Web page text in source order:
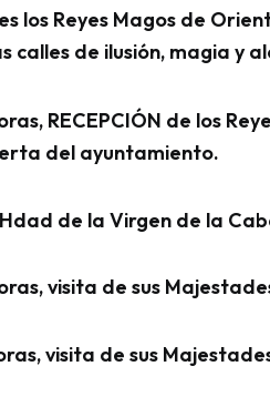
los Reyes Magos de
calles de ilusión, magia y
RECEPCIÓN de los
del ayuntamiento.
de la Virgen de la
visita de sus
visita de sus